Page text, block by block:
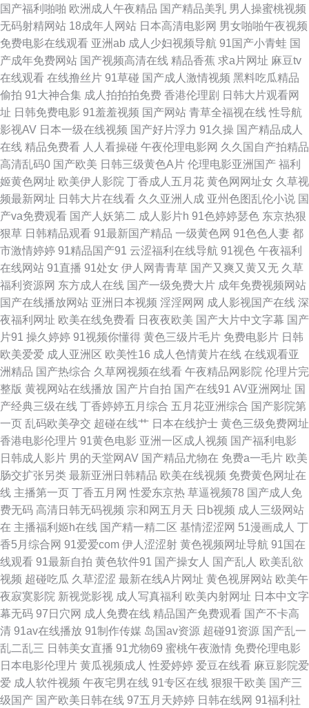
91ncom免费网 老司机91福利在线 97大香蕉伊人 午夜剧场在线免费视频 黑
丝美女9178 91视频牛牛 天天影院日韩 国产有码 91露脸熟女 日韩精品无码
一 传媒视频网站 91传媒小视频 内射极品小美女 99在线这里只有精品 欧美日
韩国产a视频 国产高潮国产精品久久 91美鲍 婷婷六月se 91精品国产91久久
日韩操逼一区二区 青青草91 黑丝av中出在线播放 AV不卡在线播放 中文字幕
人妻一区二区 麻豆羞羞答答 97AV色导航 伊人在线香蕉久9 久久香蕉网av 95
国产高清自拍 亚洲不卡一二 久久曰成人 99精品在这里 中文福利导航 美欧日
韩av 97啪啪 一区二区不卡熟妇 狼伊人久久 91原创大神在线地址 亚洲一二
区 久久快播 大香蕉人人在线免费 91久久久 影音先锋亚洲电影18 免费黄色品
尚在线 AV大香蕉伊人 1024在线国产在线 欧美人妖网站 超碰日本片 91九色
蝌蚪绿帽人妻 五月婷婷蜜桃在线 九九伦理免费宅男 91在线观 亚洲另类小说
网 乱乱无码 五月丁香网站首页 男人的天堂狠狠干 九热免费视频播放 精品优
物 国产精品成人国产乱 导航福利精品 www91线路一 豆花视频午夜场 东方
Va黑人 成人福利在线免费观看 国产婷婷自拍 国产精品久久国产丰满 福利社
区免费啊啊视频 国产成人久久精品 东京热精品超碰 国产精品密久久 福利片
200 成人午夜无码福利 狠狠肏艹 精品一期二期在线 精品动漫一二区 黄站在
线观看91 玖玖热老司机 狼窝福利导航 成人在线观看你懂的 午夜麻豆多人福
利 成人91破解版 熟女飢渴一區 91网站链接 老湿机私人 91官网在线观看 国
产精品色 五月天av资源男人网 99秦先生在线视频 青青草极品 精品四虎不卡
91成人黄色电影大全 91制作视频宅男在线观看 伊人成人色网 高清性爱炮图
国产福利啪啪 欧洲成人午夜精品 国产精品美乳 男人操蜜桃视频
无码射精网站 18成年人网站 日本高清电影网 男女啪啪午夜视频
免费电影在线观看 亚洲ab 成人少妇视频导航 91国产小青蛙 国
产成年免费网站 国产视频高清在线 精品香蕉 求a片网址 麻豆tv
在线观看 在线撸丝片 91草碰 国产成人激情视频 黑料吃瓜精品
偷拍 91大神合集 成人拍拍拍免费 香港伦理剧 日韩大片观看网
址 日韩免费电影 91羞羞视频 国产网站 青草全福视在线 性导航
影视AV 日本一级在线视频 国产好片浮力 91久操 国产精品成人
在线 精品免费看 人人看操碰 午夜伦理电影网 久久国自产拍精品
高清乱码0 国产欧美 日韩三级黄色A片 伦理电影亚洲国产 福利
姬黄色网址 欧美伊人影院 丁香成人五月花 黄色网网址女 久草视
频最新网址 日韩大片在线看 久久亚洲人成 亚州色图乱伦小说 国
产va免费观看 国产人妖第二 成人影片h 91色婷婷瑟色 东京热狠
狠草 日韩精品观看 91最新国产精品 一级黄色网 91色色人妻 都
市激情婷婷 91精品国产91 云涩福利在线导航 91视色 午夜福利
在线网站 91直播 91处女 伊人网青青草 国产又爽又黄又无 久草
福利资源网 东方成人在线 国产一级免费大片 成年免费视频网站
国产在线播放网站 亚洲日本视频 淫淫网网 成人影视国产在线 深
夜福利网址 欧美在线免费看 日夜夜欧美 国产大片中文字幕 国产
片91 操久婷婷 91视频你懂得 黄色三级片毛片 免费电影片 日韩
欧美爱爱 成人亚洲区 欧美性16 成人色情黄片在线 在线观看亚
洲精品 国产热综合 久草网视频在线看 午夜精品网影院 伦理片完
整版 黄视网站在线播放 国产片自拍 国产在线91 AV亚洲网址 国
产经典三级在线 丁香婷婷五月综合 五月花亚洲综合 国产影院第
一页 乱码欧美孕交 超碰在线艹 日本在线护士 黄色三级免费网址
香港电影伦理片 91黄色电影 亚洲一区成人视频 国产福利电影
日韩成人影片 男的天堂网AV 国产精品尤物在 免费a一毛片 欧美
肠交扩张另类 最新亚洲日韩精品 欧美在线视频 免费黄色网址在
线 主播第一页 丁香五月网 性爱东京热 草逼视频78 国产成人免
费无码 高清日韩无码视频 宗和网五月天 日b视频 成人三级网站
在 主播福利姬h在线 国产精一精二区 基情涩涩网 51漫画成人 丁
香5月综合网 91爱爱com 伊人涩涩射 黄色视频网址导航 91国在
线观看 91最新自拍 黄色软件91 国产操女人 国产乱人 欧美乱欲
视频 超碰吃瓜 久草涩涩 最新在线A片网址 黄色视屏网站 欧美午
夜寂寞影院 新视觉影视 成人写真福利 欧美内射网址 日本中文字
幕无码 97日穴网 成人免费在线 精品国产免费观看 国产不卡高
清 91av在线播放 91制作传媒 岛国av资源 超碰91资源 国产乱一
乱二乱三 日韩美女直播 91尤物69 蜜桃午夜激情 免费伦理电影
日本电影伦理片 黄瓜视频成人 性爱婷婷 爱豆在线看 麻豆影院爱
爱 成人软件视频 午夜宅男在线 91专区在线 狠狠干欧美 国产三
级国产 国产欧美日韩在线 97五月天婷婷 日韩在线网 91福利社